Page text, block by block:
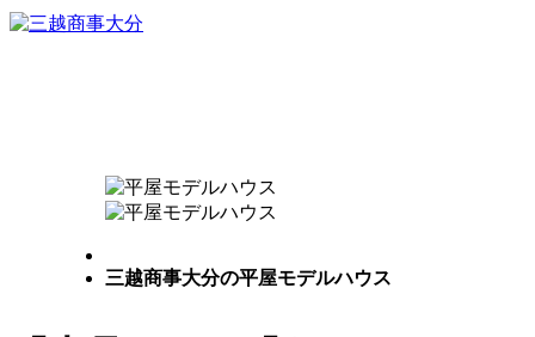
三越商事大分の平屋モデルハウス